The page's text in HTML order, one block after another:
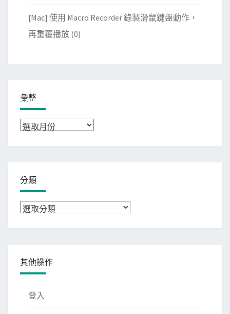
[Mac] 使用 Macro Recorder 錄製滑鼠鍵盤動作，
再重覆播放 (0)
彙整
彙
分類
分
其他操作
登入